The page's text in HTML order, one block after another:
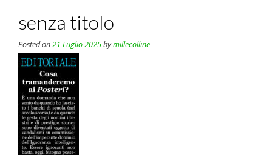
senza titolo
Posted on21 Luglio 2025bymillecolline